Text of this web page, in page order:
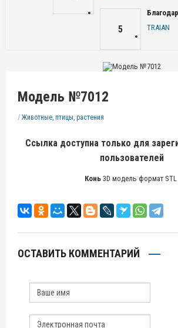
5
TRAIAN
Модель №7012
/ Животные, птицы, растения
Ссылка доступна только для
пользователей
Конь 3D модель формат STL
ОСТАВИТЬ КОММЕНТАРИЙ